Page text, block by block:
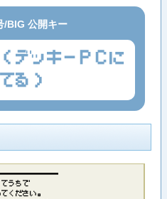
/BIG 公開キー
ッキーPCに
る)
う​ち​で
く​だ​さ​い​。